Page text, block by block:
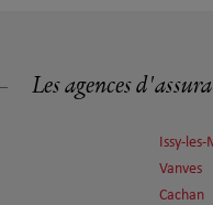
Les agences
Issy-
Vanves
Cachan